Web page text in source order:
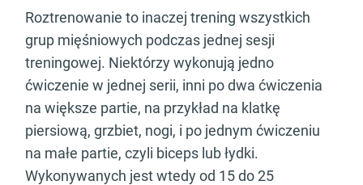
Roztrenowanie to inaczej trening wszystkich
grup mięśniowych podczas jednej sesji
treningowej. Niektórzy wykonują jedno
ćwiczenie w jednej serii, inni po dwa ćwiczenia
na większe partie, na przykład na klatkę
piersiową, grzbiet, nogi, i po jednym ćwiczeniu
na małe partie, czyli biceps lub łydki.
Wykonywanych jest wtedy od 15 do 25